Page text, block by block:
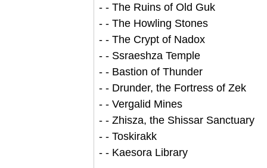
- - The Ruins of Old Guk
- - The Howling Stones
- - The Crypt of Nadox
- - Ssraeshza Temple
- - Bastion of Thunder
- - Drunder, the Fortress of Zek
- - Vergalid Mines
- - Zhisza, the Shissar Sanctuary
- - Toskirakk
- - Kaesora Library